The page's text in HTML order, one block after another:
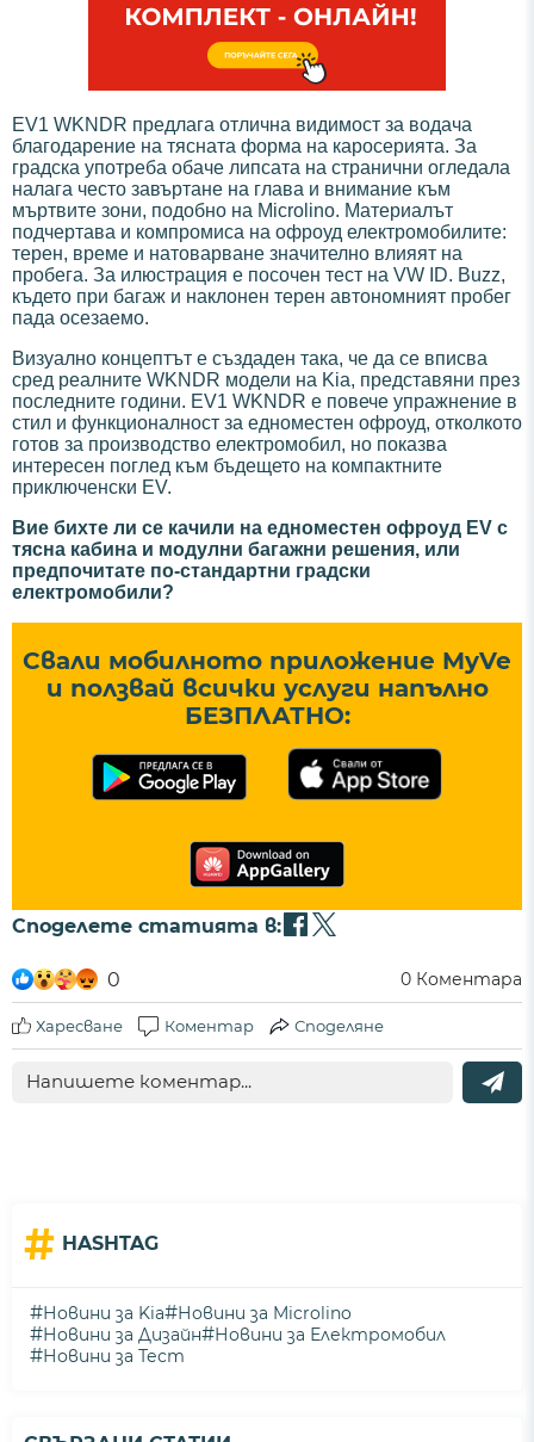
EV1 WKNDR предлага отлична видимост за водача
благодарение на тясната форма на каросерията. За
градска употреба обаче липсата на странични огледала
налага често завъртане на глава и внимание към
мъртвите зони, подобно на Microlino. Материалът
подчертава и компромиса на офроуд електромобилите:
терен, време и натоварване значително влияят на
пробега. За илюстрация е посочен тест на VW ID. Buzz,
където при багаж и наклонен терен автономният пробег
пада осезаемо.
Визуално концептът е създаден така, че да се вписва
сред реалните WKNDR модели на Kia, представяни през
последните години. EV1 WKNDR е повече упражнение в
стил и функционалност за едноместен офроуд, отколкото
готов за производство електромобил, но показва
интересен поглед към бъдещето на компактните
приключенски EV.
Вие бихте ли се качили на едноместен офроуд EV с
тясна кабина и модулни багажни решения, или
предпочитате по-стандартни градски
електромобили?
Свали мобилното приложение MyVe
и ползвай всички услуги напълно
БЕЗПЛАТНО:
Споделете статията в:
0 0 Коментара
Харесване Коментар Споделяне
# HASHTAG
#Новини за Kia#Новини за Microlino
#Новини за Дизайн#Новини за Електромобил
#Новини за Тест